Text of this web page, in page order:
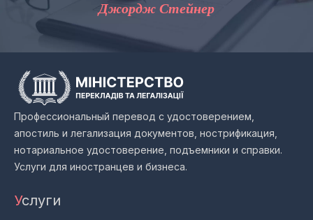
Джордж Стейнер
Профессиональный перевод с удостоверением,
апостиль и легализация документов, нострификация,
нотариальное удостоверение, подъемники и справки.
Услуги для иностранцев и бизнеса.
Услуги